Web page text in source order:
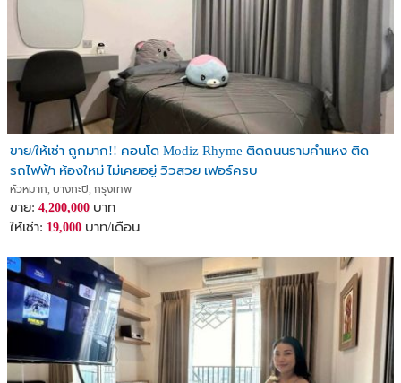
Facilities
Swimming pool
Gym
24 Hours security
CCTV
Location
Airport link
Foodland
The Mall Ramkamhaeng
Ramkamhaeng University
ให้เช่า ราคา เช่า 17,000 บาท/เดือน
ให้เช่า ราคา ขาย 3.55 ล้าน บาท/เดือน
รวมค่าส่วนกลางแล้ว
มัดจำ 2เดือน ล่วงหน้า 1เดือน
สัญญาขั้นต่ำ 1 ปี
ขาย/ให้เช่า ถูกมาก!! คอนโด Modiz Rhyme ติดถนนรามคำแหง ติด
รถไฟฟ้า ห้องใหม่ ไม่เคยอยู่ วิวสวย เฟอร์ครบ
หัวหมาก, บางกะปิ, กรุงเทพ
ขาย: 4,200,000 บาท
ให้เช่า: 19,000 บาท/เดือน